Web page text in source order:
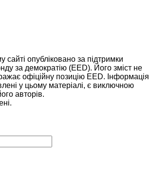
сайті опубліковано за підтримки
за демократію (EED). Його зміст не
офіційну позицію EED. Інформація
у цьому матеріалі, є виключною
авторів.